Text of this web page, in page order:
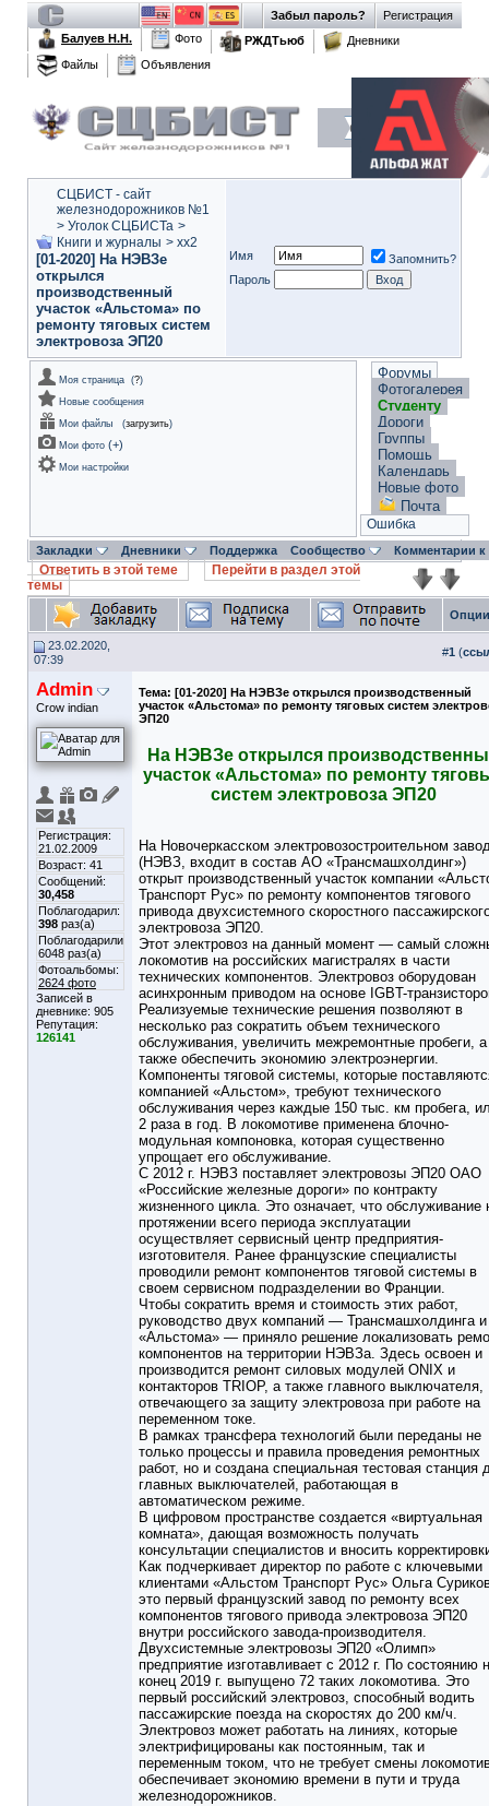
Регистрация
Забыл пароль?
Балуев Н.Н.
Фото РЖДТьюб
Дневники
Файлы
Объявления
СЦБИСТ - сайт
железнодорожников №1
> Уголок СЦБИСТа >
Книги и журналы > xx2
[01-2020] На НЭВЗе
открылся
производственный
участок «Альстома» по
ремонту тяговых систем
электровоза ЭП20
Имя
Запомнить?
Пароль
Моя страница (?)
Новые сообщения
Мои файлы
(загрузить)
Мои фото (+)
Мои настройки
Форумы
Фотогалерея
Студенту
Дороги
Группы
Помощь
Календарь
Новые фото
Почта
Ошибка
Закладки Дневники Поддержка Сообщество Комментарии
Ответить в этой теме
Перейти в раздел этой
темы
23.02.2020,
07:39
#1 (
Admin
Crow indian
Регистрация:
21.02.2009
Возраст: 41
Сообщений:
30,458
Поблагодарил:
398 раз(а)
Поблагодарили
6048 раз(а)
Фотоальбомы:
2624 фото
Записей в
дневнике: 905
Репутация:
126141
Тема: [01-2020] На НЭВЗе открылся производственный
участок «Альстома» по ремонту тяговых систем
ЭП20
На НЭВЗе открылся
участок «Альстома» по ремонту
систем электровоза ЭП20
На Новочеркасском электровозостроительном
(НЭВЗ, входит в состав АО «Трансмашхолдинг»)
открыт производственный участок компании
Транспорт Рус» по ремонту компонентов тягового
привода двухсистемного скоростного
электровоза ЭП20.
Этот электровоз на данный момент — самый
локомотив на российских магистралях в части
технических компонентов. Электровоз оборудован
асинхронным приводом на основе IGBT-
Реализуемые технические решения позволяют в
несколько раз сократить объем технического
обслуживания, увеличить межремонтные пробеги, а
также обеспечить экономию электроэнергии.
Компоненты тяговой системы, которые
компанией «Альстом», требуют технического
обслуживания через каждые 150 тыс. км пробега,
2 раза в год. В локомотиве применена блочно-
модульная компоновка, которая существенно
упрощает его обслуживание.
С 2012 г. НЭВЗ поставляет электровозы ЭП20 ОАО
«Российские железные дороги» по контракту
жизненного цикла. Это означает, что обслуживание
протяжении всего периода эксплуатации
осуществляет сервисный центр предприятия-
изготовителя. Ранее французские специалисты
проводили ремонт компонентов тяговой системы в
своем сервисном подразделении во Франции.
Чтобы сократить время и стоимость этих работ,
руководство двух компаний — Трансмашхолдинга и
«Альстома» — приняло решение локализовать
компонентов на территории НЭВЗа. Здесь освоен и
производится ремонт силовых модулей ONIX и
контакторов TRIOP, а также главного выключателя,
отвечающего за защиту электровоза при работе на
переменном токе.
В рамках трансфера технологий были переданы не
только процессы и правила проведения ремонтных
работ, но и создана специальная тестовая станция
главных выключателей, работающая в
автоматическом режиме.
В цифровом пространстве создается «виртуальная
комната», дающая возможность получать
консультации специалистов и вносить
Как подчеркивает директор по работе с ключевыми
клиентами «Альстом Транспорт Рус» Ольга
это первый французский завод по ремонту всех
компонентов тягового привода электровоза ЭП20
внутри российского завода-производителя.
Двухсистемные электровозы ЭП20 «Олимп»
предприятие изготавливает с 2012 г. По состоянию
конец 2019 г. выпущено 72 таких локомотива. Это
первый российский электровоз, способный водить
пассажирские поезда на скоростях до 200 км/ч.
Электровоз может работать на линиях, которые
электрифицированы как постоянным, так и
переменным током, что не требует смены
обеспечивает экономию времени в пути и труда
железнодорожников.